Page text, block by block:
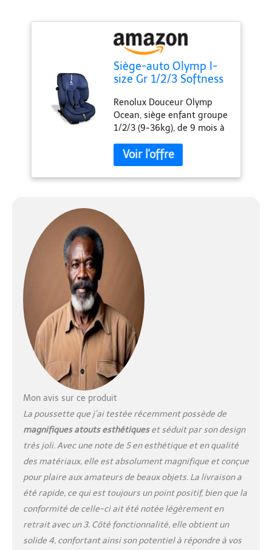
Siège-auto Olymp I-
size Gr 1/2/3 Softness
Renolux Douceur Olymp
Ocean, siège enfant groupe
1/2/3 (9-36kg), de 9 mois à
INFANT_TODDLER_CAR_SEAT
Rénolux Couleur: Bleu
Mon avis sur ce produit
La poussette que j’ai testée récemment possède de
magnifiques atouts esthétiqueset séduit par son design
très joli. Avec une note de 5 en esthétique et en qualité
des matériaux, elle est absolument magnifique et conçue
pour plaire aux amateurs de beaux objets. La livraison a
été rapide, ce qui est toujours un point positif, bien que la
conformité de celle-ci ait été notée légèrement en
retrait avec un 3. Côté fonctionnalité, elle obtient un
solide 4, confortant ainsi son potentiel à répondre à vos